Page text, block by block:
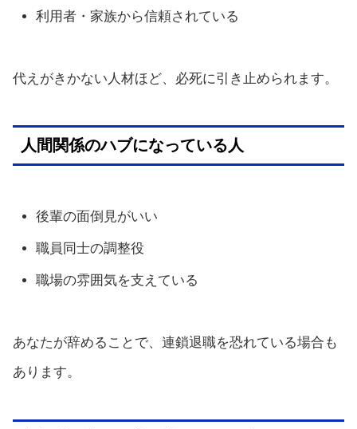
利用者・家族から信頼されている
代えがきかない人材ほど、必死に引き止められます。
人間関係のハブになっている人
後輩の面倒見がいい
職員同士の調整役
職場の雰囲気を支えている
あなたが辞めることで、連鎖退職を恐れている場合も
あります。